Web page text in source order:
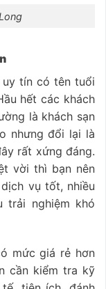
uy tín có tên tuổi
hết các khách
là khách sạn
nhưng đổi lại là
rất xứng đáng.
vời thì bạn nên
vụ tốt, nhiều
trải nghiệm khó
mức giá rẻ hơn
cần kiểm tra kỹ